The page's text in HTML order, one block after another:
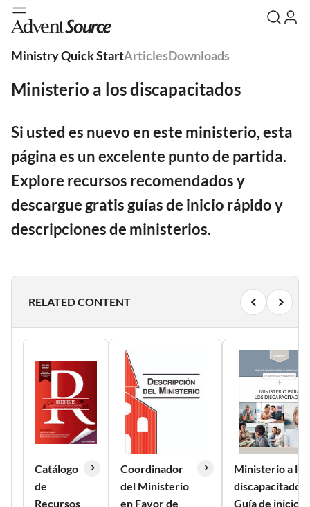
Ministry Quick StartArticlesDownloads
Ministerio a los discapacitados
Si usted es nuevo en este ministerio, esta
página es un excelente punto de partida.
Explore recursos recomendados y
descargue gratis guías de inicio rápido y
descripciones de ministerios.
RELATED CONTENT
Catálogo
de
Recursos
Coordinador
del Ministerio
en Favor de
Ministerio a los
discapacitados:
Guía de inicio